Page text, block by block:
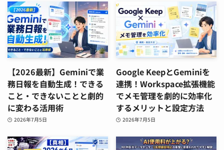
【2026最新】Geminiで業
務日報を自動生成！できる
こと・できないことと劇的
に変わる活用術
2026年7月5日
Google KeepとGeminiを
連携！Workspace拡張機能
でメモ管理を劇的に効率化
するメリットと設定方法
2026年7月5日